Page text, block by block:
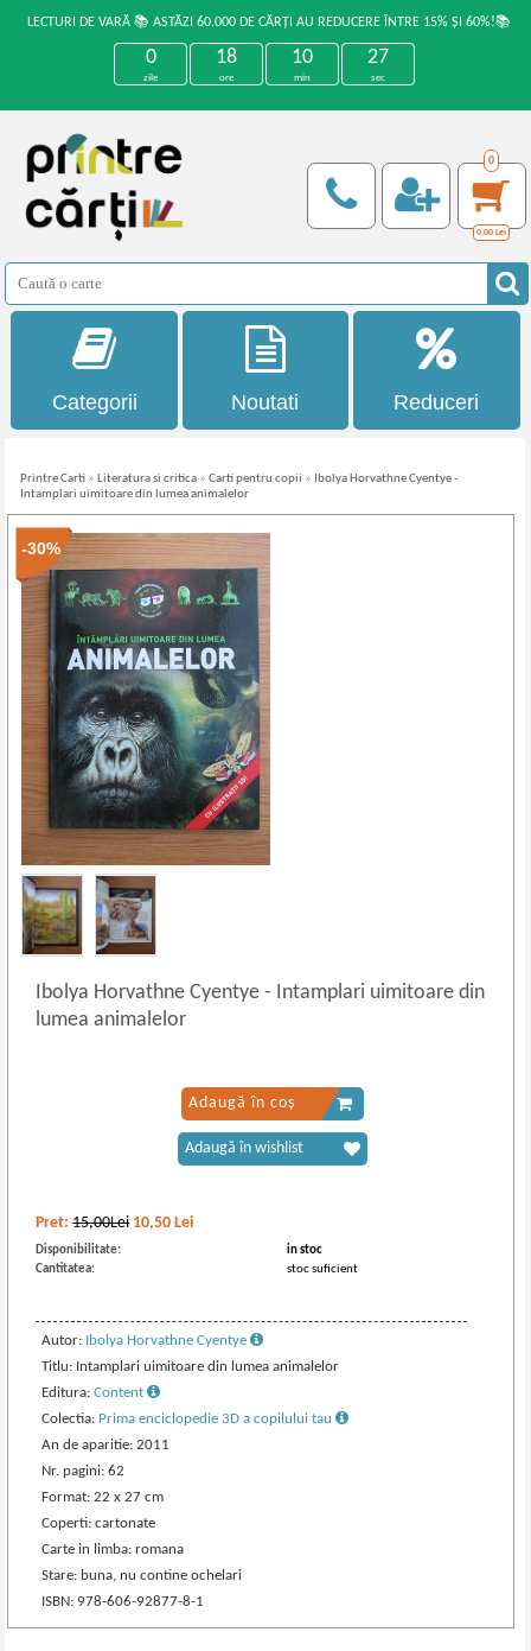
LECTURI DE VARĂ 📚 ASTĂZI 60.000 DE CĂRȚI AU REDUCERE ÎNTRE 15% ȘI 60%!📚
0
zile
18
ore
10
min
27
sec
0
0,00 Lei
Categorii Noutati Reduceri
Printre Carti » Literatura si critica »Carti pentru copii »
Ibolya Horvathne Cyentye -
Intamplari uimitoare din lumea animalelor
-30%
Ibolya Horvathne Cyentye- Intamplari uimitoare din
lumea animalelor
Pret:15,00Lei 10,50 Lei
Disponibilitate:
in stoc
Cantitatea:
stoc suficient
Autor: Ibolya Horvathne Cyentye
Titlu: Intamplari uimitoare din lumea animalelor
Editura:Content
Colectia: Prima enciclopedie 3D a copilului tau
An de aparitie: 2011
Nr. pagini: 62
Format: 22 x 27 cm
Coperti: cartonate
Carte in limba: romana
Stare: buna, nu contine ochelari
ISBN: 978-606-92877-8-1
Adaugă în coș
Adaugă în wishlist